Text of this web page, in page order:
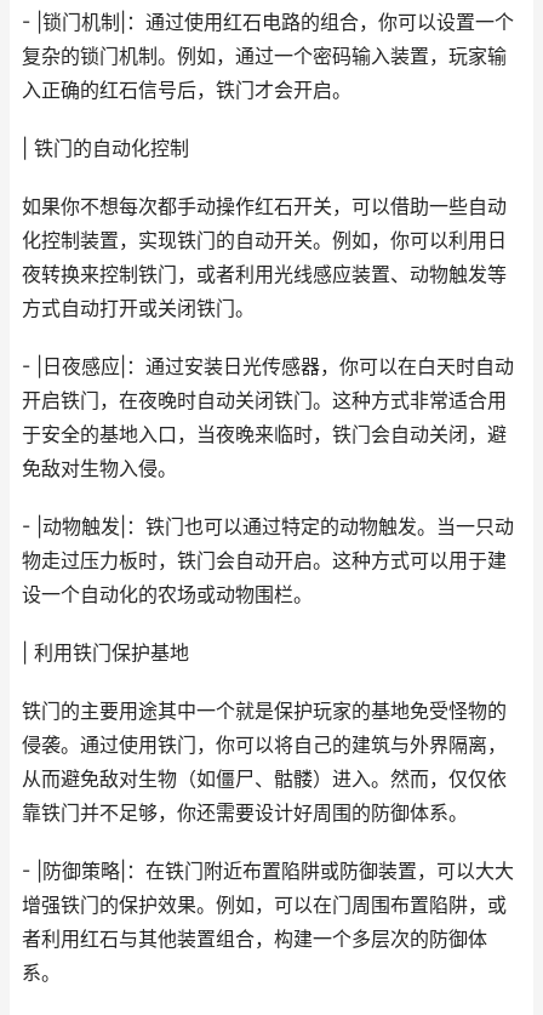
- |锁门机制|：通过使用红石电路的组合，你可以设置一个
复杂的锁门机制。例如，通过一个密码输入装置，玩家输
入正确的红石信号后，铁门才会开启。
| 铁门的自动化控制
如果你不想每次都手动操作红石开关，可以借助一些自动
化控制装置，实现铁门的自动开关。例如，你可以利用日
夜转换来控制铁门，或者利用光线感应装置、动物触发等
方式自动打开或关闭铁门。
- |日夜感应|：通过安装日光传感器，你可以在白天时自动
开启铁门，在夜晚时自动关闭铁门。这种方式非常适合用
于安全的基地入口，当夜晚来临时，铁门会自动关闭，避
免敌对生物入侵。
- |动物触发|：铁门也可以通过特定的动物触发。当一只动
物走过压力板时，铁门会自动开启。这种方式可以用于建
设一个自动化的农场或动物围栏。
| 利用铁门保护基地
铁门的主要用途其中一个就是保护玩家的基地免受怪物的
侵袭。通过使用铁门，你可以将自己的建筑与外界隔离，
从而避免敌对生物（如僵尸、骷髅）进入。然而，仅仅依
靠铁门并不足够，你还需要设计好周围的防御体系。
- |防御策略|：在铁门附近布置陷阱或防御装置，可以大大
增强铁门的保护效果。例如，可以在门周围布置陷阱，或
者利用红石与其他装置组合，构建一个多层次的防御体
系。